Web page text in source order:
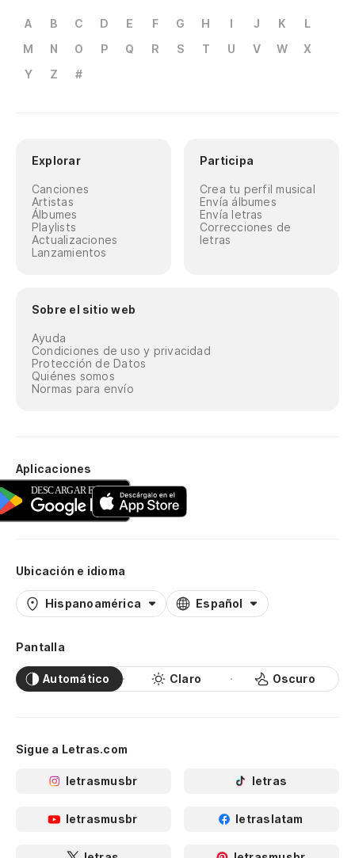
A B C D E F G H I J K
L
M
N O P Q R S T U V W
X
Y
Z #
Explorar
Canciones
Artistas
Álbumes
Playlists
Actualizaciones
Lanzamientos
Participa
Crea tu perfil musical
Envía álbumes
Envía letras
Correcciones de
letras
Sobre el sitio web
Ayuda
Condiciones de uso y privacidad
Protección de Datos
Quiénes somos
Normas para envío
Aplicaciones
Ubicación e idioma
Hispanoamérica Español
Pantalla
Automático Claro Oscuro
Sigue a Letras.com
letrasmusbr letras
letrasmusbr letraslatam